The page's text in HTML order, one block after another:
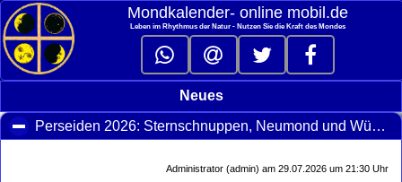
Mondkalender‑ online mobil.de
Leben im Rhythmus der Natur - Nutzen Sie die Kraft des Mondes
Neues
Perseiden 2026: Sternschnuppen, Neumond und Wünsche im August
Administrator (admin) am 29.07.2026 um 21:30 Uhr